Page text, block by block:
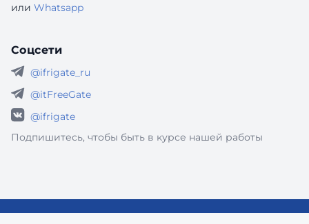
или Whatsapp
Соцсети
@ifrigate_ru
@itFreeGate
@ifrigate
Подпишитесь, чтобы быть в курсе нашей работы